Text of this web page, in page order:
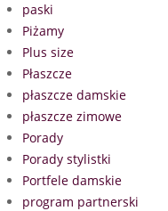
paski
Piżamy
Plus size
Płaszcze
płaszcze damskie
płaszcze zimowe
Porady
Porady stylistki
Portfele damskie
program partnerski